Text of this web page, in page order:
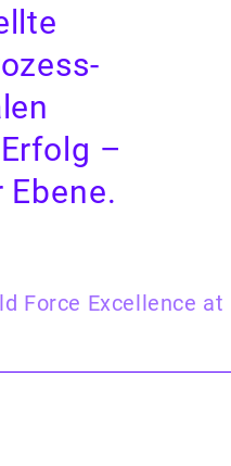
–
Force Excellence at